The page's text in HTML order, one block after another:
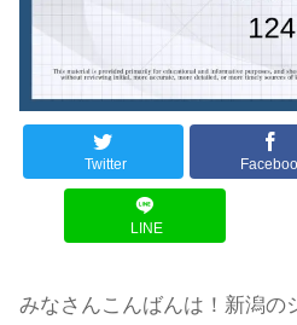
Twitter
LINE
みなさんこんばんは！新潟の